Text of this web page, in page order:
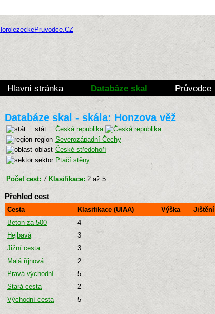
Hlavní stránka Databáze skal Průvodce
Databáze skal - skála: Honzova věž
stát
Česká republika
region Severozápadní Čechy
oblast České středohoří
sektor Ptačí stěny
Počet cest: 7 Klasifikace: 2 až 5
Přehled cest
Cesta Klasifikace (UIAA) Výška Jištění
Beton za 500
4
Hejbavá
3
Jižní cesta
3
Malá říjnová
2
Pravá východní
5
Stará cesta
2
Východní cesta
5